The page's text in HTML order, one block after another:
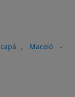
, Maceió
-